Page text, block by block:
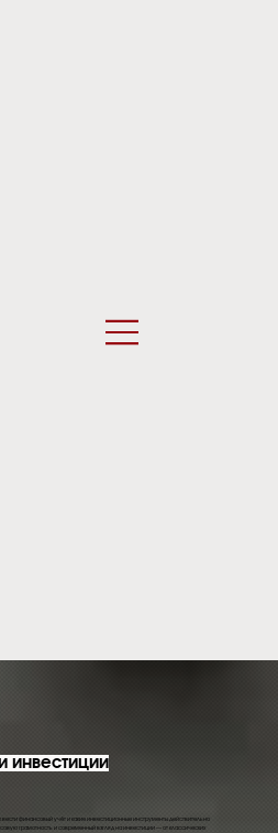
инвестиции
финансовый учёт и какие инвестиционные инструменты действительно
грамотность и современный взгляд на инвестиции — от классических